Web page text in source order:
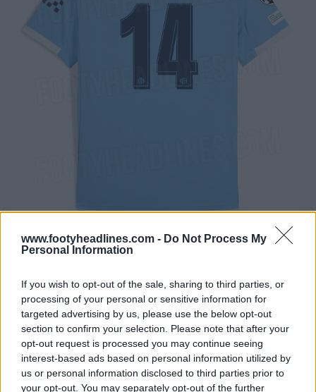
www.footyheadlines.com - Do Not Process My
Personal Information
If you wish to opt-out of the sale, sharing to third parties, or
processing of your personal or sensitive information for
targeted advertising by us, please use the below opt-out
section to confirm your selection. Please note that after your
opt-out request is processed you may continue seeing
interest-based ads based on personal information utilized by
us or personal information disclosed to third parties prior to
your opt-out. You may separately opt-out of the further